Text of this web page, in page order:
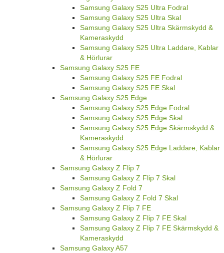
Samsung Galaxy S25 Ultra Fodral
Samsung Galaxy S25 Ultra Skal
Samsung Galaxy S25 Ultra Skärmskydd &
Kameraskydd
Samsung Galaxy S25 Ultra Laddare, Kablar
& Hörlurar
Samsung Galaxy S25 FE
Samsung Galaxy S25 FE Fodral
Samsung Galaxy S25 FE Skal
Samsung Galaxy S25 Edge
Samsung Galaxy S25 Edge Fodral
Samsung Galaxy S25 Edge Skal
Samsung Galaxy S25 Edge Skärmskydd &
Kameraskydd
Samsung Galaxy S25 Edge Laddare, Kablar
& Hörlurar
Samsung Galaxy Z Flip 7
Samsung Galaxy Z Flip 7 Skal
Samsung Galaxy Z Fold 7
Samsung Galaxy Z Fold 7 Skal
Samsung Galaxy Z Flip 7 FE
Samsung Galaxy Z Flip 7 FE Skal
Samsung Galaxy Z Flip 7 FE Skärmskydd &
Kameraskydd
Samsung Galaxy A57